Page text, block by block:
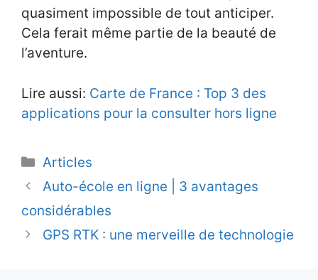
quasiment impossible de tout anticiper.
Cela ferait même partie de la beauté de
l’aventure.
Lire aussi: Carte de France : Top 3 des
applications pour la consulter hors ligne
Catégories
Articles
Auto-école en ligne | 3 avantages
considérables
GPS RTK : une merveille de technologie